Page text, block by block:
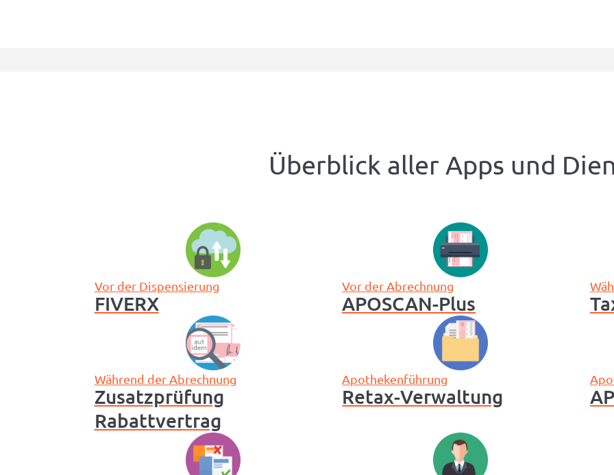
Überblick aller Apps und
Vor der Dispensierung
FIVERX
Vor der Abrechnung
APOSCAN-Plus
Während der Abrechnung
Zusatzprüfung
Rabattvertrag
Apothekenführung
Retax-Verwaltung